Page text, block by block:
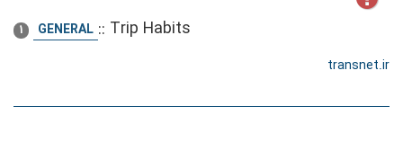
1 GENERAL :: Trip Habits
transnet.ir